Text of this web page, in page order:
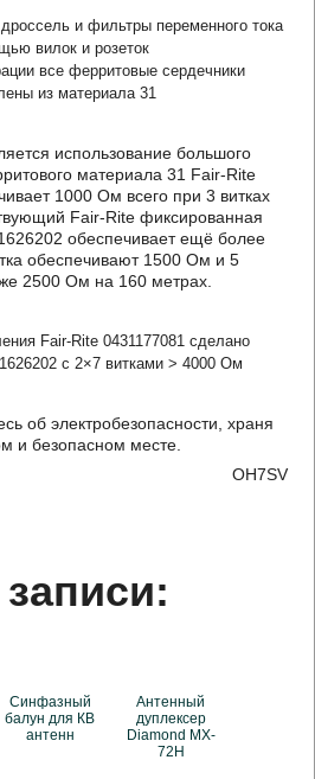
и фильтры переменного тока
вилок и розеток
все ферритовые сердечники
из материала 31
использование большого
материала 31 Fair-Rite
1000 Ом всего при 3 витках
Fair-Rite фиксированная
обеспечивает ещё более
обеспечивают 1500 Ом и 5
2500 Ом на 160 метрах.
Fair-Rite 0431177081 сделано
с 2×7 витками > 4000 Ом
об электробезопасности, храня
и безопасном месте.
OH7SV
Синфазный
балун для КВ
антенн
Антенный
дуплексер
Diamond MX-
72H